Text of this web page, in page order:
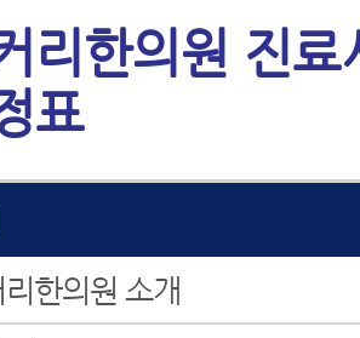
리한의원 진
표
한의원 소개